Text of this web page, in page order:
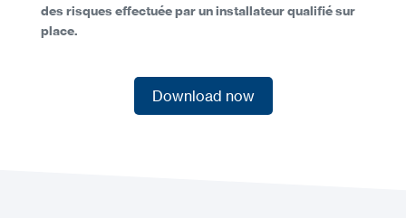
des risques effectuée par un installateur qualifié sur
place.
Download now